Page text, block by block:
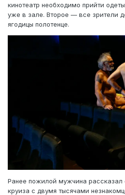
кинотеатр необходимо прийти
уже в зале. Второе — все зрители
ягодицы полотенце.
Ранее пожилой мужчина рассказал
круиза с двумя тысячами